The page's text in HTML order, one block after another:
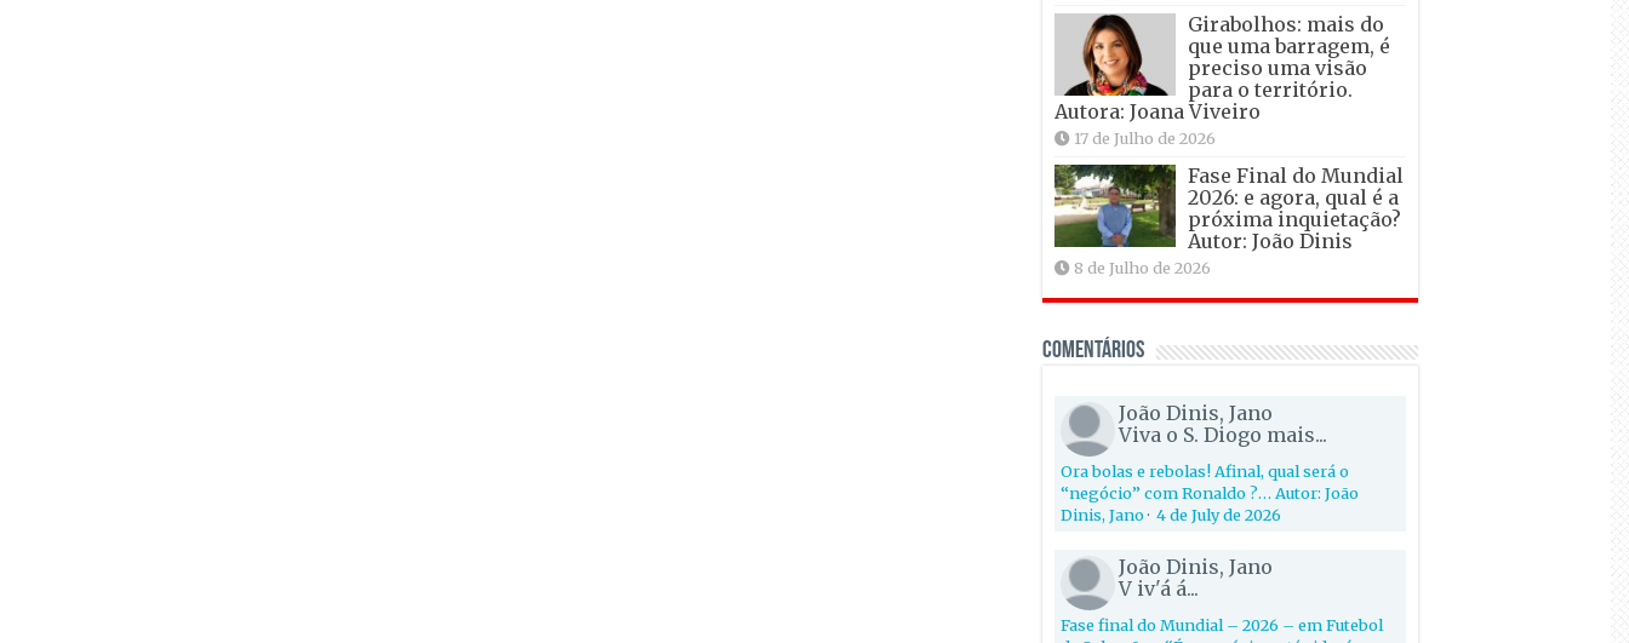
Girabolhos: mais do
que uma barragem, é
preciso uma visão
para o território.
Autora: Joana Viveiro
17 de Julho de 2026
Fase Final do Mundial
2026: e agora, qual é a
próxima inquietação?
Autor: João Dinis
8 de Julho de 2026
Comentários
João Dinis, Jano
Viva o S. Diogo mais...
Ora bolas e rebolas! Afinal, qual será o
“negócio” com Ronaldo ?… Autor: João
Dinis, Jano· 4 de July de 2026
João Dinis, Jano
V iv'á á...
Fase final do Mundial – 2026 – em Futebol